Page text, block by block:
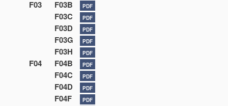
F03 F03B PDF
F03C PDF
F03D PDF
F03G PDF
F03H PDF
F04 F04B PDF
F04C PDF
F04D PDF
F04F PDF